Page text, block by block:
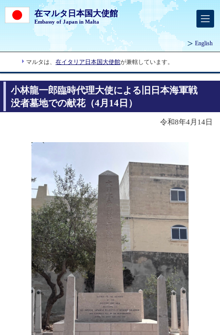
在マルタ日本国大使館
Embassy of Japan in Malta
English
マルタは、 在イタリア日本国大使館が兼轄しています。
小林龍一郎臨時代理大使による旧日本海軍戦
没者墓地での献花（4月14日）
令和8年4月14日